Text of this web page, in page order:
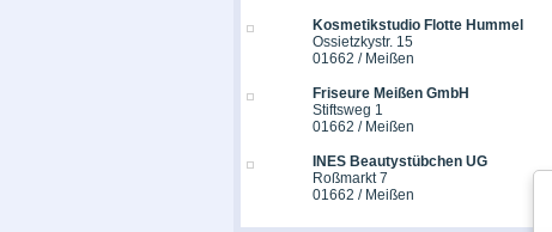
Kosmetikstudio Flotte Hummel
Ossietzkystr. 15
01662 / Meißen
Friseure Meißen GmbH
Stiftsweg 1
01662 / Meißen
INES Beautystübchen UG
Roßmarkt 7
01662 / Meißen